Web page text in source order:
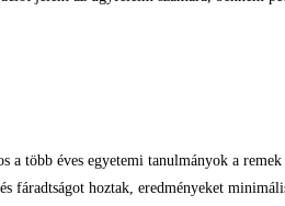
több éves egyetemi tanulmányok a
fáradtságot hoztak, eredményeket